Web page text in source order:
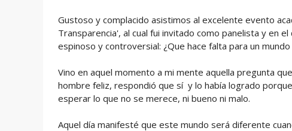
Gustoso y complacido asistimos al excelente evento
Transparencia', al cual fui invitado como panelista y en
espinoso y controversial: ¿Que hace falta para un
Vino en aquel momento a mi mente aquella pregunta
hombre feliz, respondió que sí y lo había logrado
esperar lo que no se merece, ni bueno ni malo.
Aquel día manifesté que este mundo será diferente